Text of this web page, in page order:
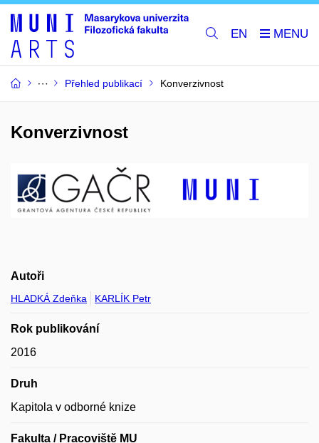
EN
Přehled publikací Konverzivnost
Konverzivnost
Autoři
HLADKÁ Zdeňka KARLÍK Petr
Rok publikování
2016
Druh
Kapitola v odborné knize
Fakulta / Pracoviště MU